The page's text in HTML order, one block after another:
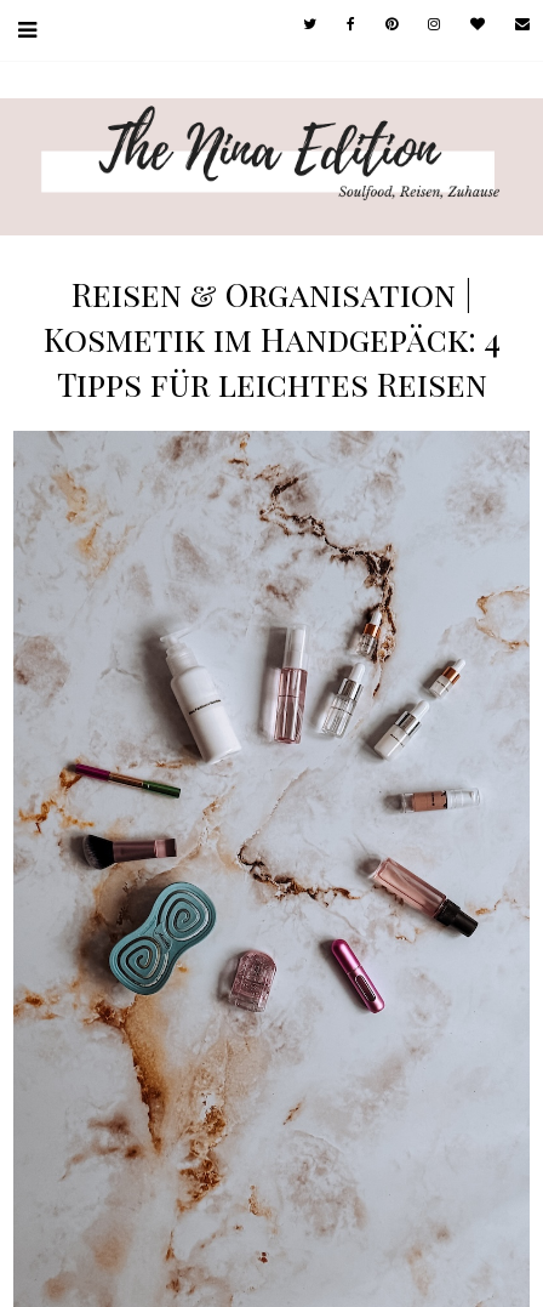
Reisen & Organisation |
Kosmetik im Handgepäck: 4
Tipps für leichtes Reisen